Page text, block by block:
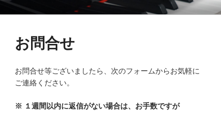
ン
御木本メソッド
脳や筋肉をトレーニングしながら奏法を学び、美しい音と自然で優れた
お問合せ
お問合せ等ございましたら、次のフォームからお気軽に
ご連絡ください。
※ １週間以内に返信がない場合は、お手数ですが